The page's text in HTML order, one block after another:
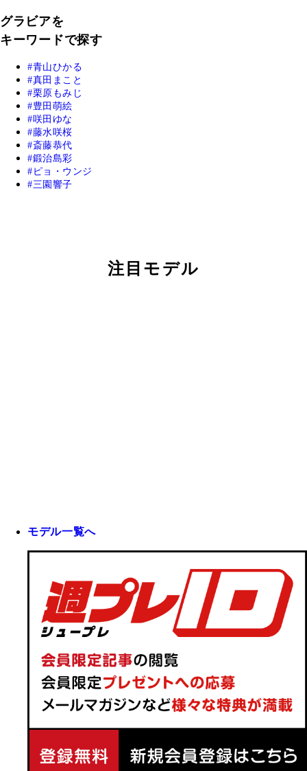
グラビアを
キーワードで探す
青山ひかる
真田まこと
栗原もみじ
豊田萌絵
咲田ゆな
藤水咲桜
斎藤恭代
鍛治島彩
ピョ・ウンジ
三園響子
注目モデル
モデル一覧へ